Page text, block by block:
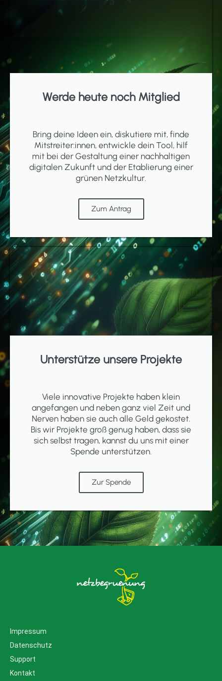
Werde heute noch Mitglied
Bring deine Ideen ein, diskutiere mit, finde
Mitstreiter:innen, entwickle dein Tool, hilf
mit bei der Gestaltung einer nachhaltigen
digitalen Zukunft und der Etablierung einer
grünen Netzkultur.
Zum Antrag
Unterstütze unsere Projekte
Viele innovative Projekte haben klein
angefangen und neben ganz viel Zeit und
Nerven haben sie auch alle Geld gekostet.
Bis wir Projekte groß genug haben, dass sie
sich selbst tragen, kannst du uns mit einer
Spende unterstützen.
Zur Spende
Impressum
Datenschutz
Support
Kontakt